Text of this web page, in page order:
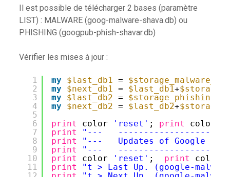
Il est possible de télécharger 2 bases (paramètre
LIST) : MALWARE (goog-malware-shava.db) ou
PHISHING (googpub-phish-shavar.db)
Vérifier les mises à jour :
1
2
3
4
5
6
7
8
9
10
11
my $last_db1 = $storage_malware_db
my
$next_db1 = $last_db1+
my
$last_db2 =
my
$next_db2 = $last_db2+
print
color 'reset' ; print color
print
"---
print
"---   Updates of Google
print
"---
print
color 'reset' ; print color
print
"t > Last Up. (google-